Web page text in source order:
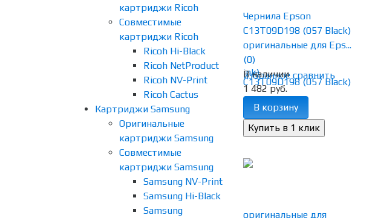
картриджи Ricoh
Совместимые
картриджи Ricoh
Ricoh Hi-Black
Ricoh NetProduct
Ricoh NV-Print
Ricoh Cactus
Картриджи Samsung
Оригинальные
картриджи Samsung
Совместимые
картриджи Samsung
Samsung NV-Print
Samsung Hi-Black
Samsung
избранное сравнить
Чернила Epson
C13T09D198 (057 Black)
оригинальные для Eps...
(0)
В наличии
1 482 руб.
В корзину